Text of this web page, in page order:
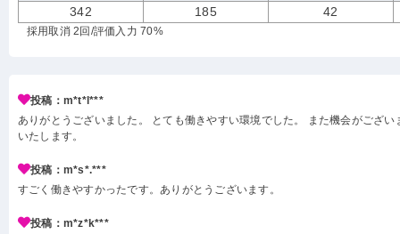
342 185 42
採用取消 2回 /評価入力 70%
投稿：m*t*l***
ありがとうございました。 とても働きやすい環境でした。 また機会がござい
いたします。
投稿：m*s*.***
すごく働きやすかったです。ありがとうございます。
投稿：m*z*k***